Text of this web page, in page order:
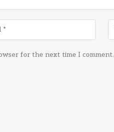
for the next time I comment.